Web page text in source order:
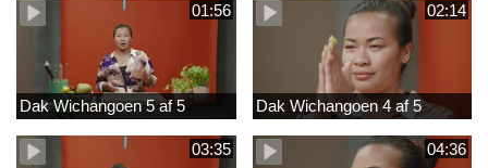
01:56
Dak Wichangoen 5 af 5
02:14
Dak Wichangoen 4 af 5
03:35 04:36